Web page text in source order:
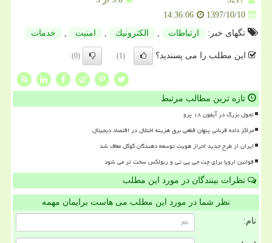
1397/10/10
14:36:06
تگهای خبر:
ارتباطات , الكترونیك , امنیت , خدمات
این مطلب را می پسندید؟ (1)
(0)
تازه ترین مطالب مرتبط
تحول بزرگ در آیفون ۱۸ پرو
مراکز داده قربانی پنهان قطعی برق هزینه اختلال در اقتصاد دیجیتال
ایران از طرح جدید احراز هویت توسعه دهندگان گوگل معاف شد
قوانین اروپا برای چت جی پی تی و ربولکس سخت تر می شود
نظرات بینندگان در مورد این مطلب
نظر شما در مورد این مطلب می هاست برایمان مهمه
نام: